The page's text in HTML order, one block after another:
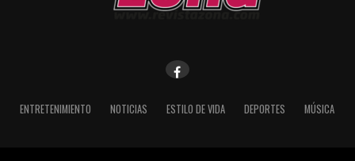
ENTRETENIMIENTO NOTICIAS ESTILO DE VIDA DEPORTES MÚSICA